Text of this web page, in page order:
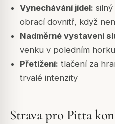
Vynechávání jídel:
obrací dovnitř, když
Nadměrné vystavení
venku v poledním horku
Přetížení: tlačení za
trvalé intenzity
Strava pro Pitta